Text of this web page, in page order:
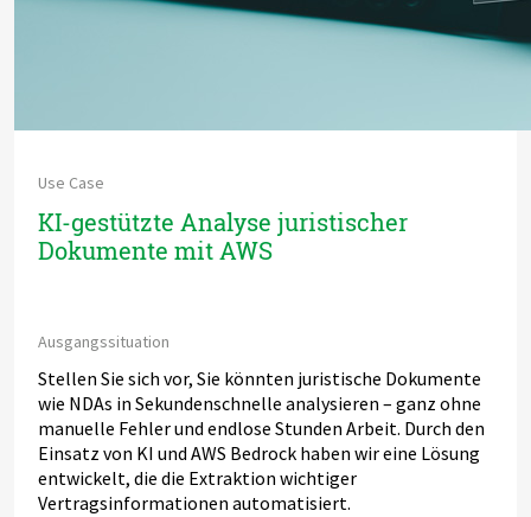
Use Case
KI-gestützte Analyse juristischer
Dokumente mit AWS
Ausgangssituation
Stellen Sie sich vor, Sie könnten juristische Dokumente
wie NDAs in Sekundenschnelle analysieren – ganz ohne
manuelle Fehler und endlose Stunden Arbeit. Durch den
Einsatz von KI und AWS Bedrock haben wir eine Lösung
entwickelt, die die Extraktion wichtiger
Vertragsinformationen automatisiert.